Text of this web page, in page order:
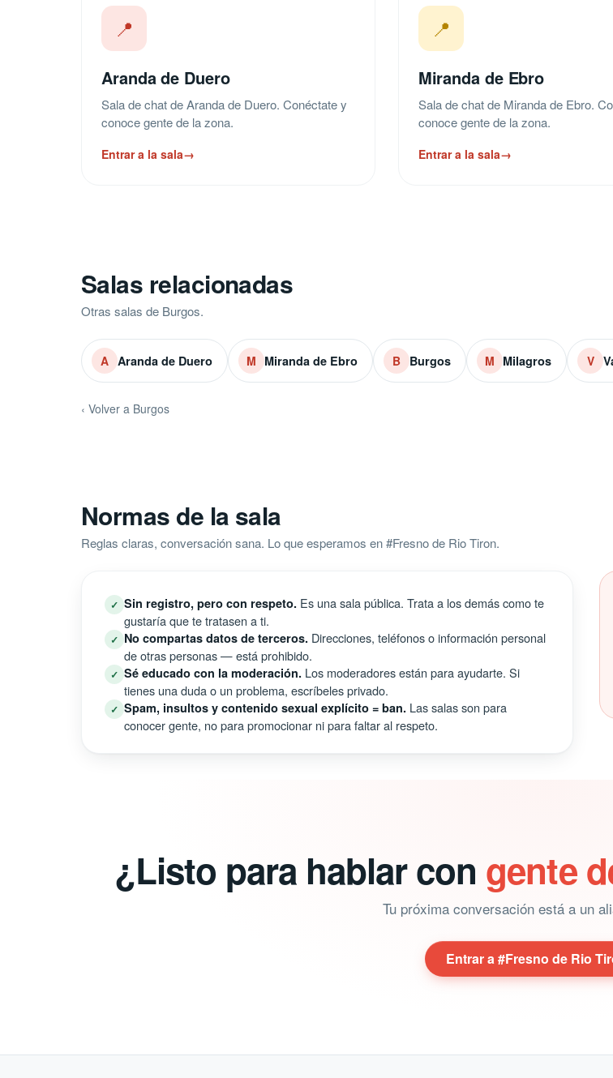
📍
Aranda de Duero
Sala de chat de Aranda de Duero. Conéctate y
conoce gente de la zona.
Entrar a la sala→
📍
Miranda de Ebro
Sala de chat de Miranda de Ebro.
conoce gente de la zona.
Entrar a la sala→
Salas relacionadas
Otras salas de Burgos.
A Aranda de Duero M Miranda de Ebro B Burgos M Milagros V
‹ Volver a Burgos
Normas de la sala
Reglas claras, conversación sana. Lo que esperamos en #Fresno de Rio Tiron.
✓ Sin registro, pero con respeto. Es una sala pública. Trata a los demás como te
gustaría que te tratasen a ti.
✓ No compartas datos de terceros. Direcciones, teléfonos o información personal
de otras personas — está prohibido.
✓ Sé educado con la moderación. Los moderadores están para ayudarte. Si
tienes una duda o un problema, escríbeles privado.
✓ Spam, insultos y contenido sexual explícito = ban. Las salas son para
conocer gente, no para promocionar ni para faltar al respeto.
¿Listo para hablar con gente
Tu próxima conversación está a un
Entrar a #Fresno de Rio